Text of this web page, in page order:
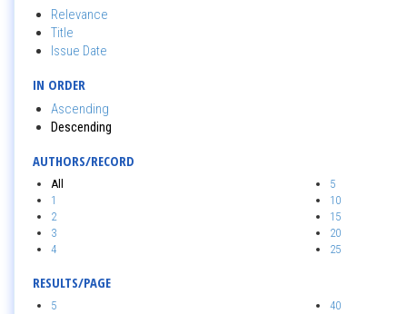
Relevance
Title
Issue Date
IN ORDER
Ascending
Descending
AUTHORS/RECORD
All
1
2
3
4
5
10
15
20
25
RESULTS/PAGE
5
40